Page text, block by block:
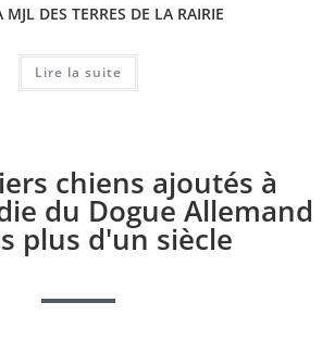
DES TERRES DE LA RAIRIE
Lire la suite
chiens ajoutés à
du Dogue Allemand
plus d'un siècle